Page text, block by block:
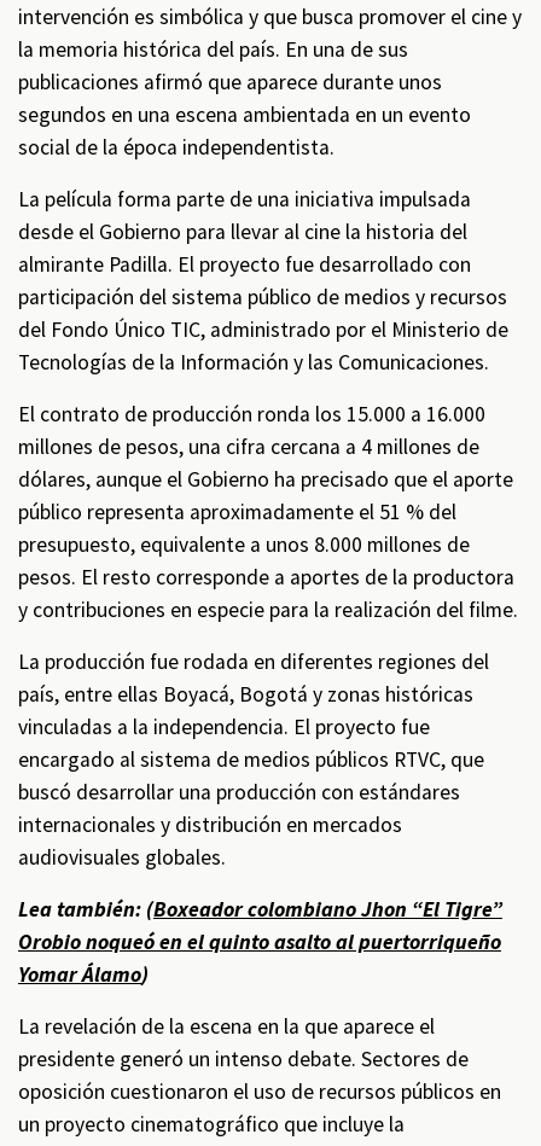
intervención es simbólica y que busca promover el cine y
la memoria histórica del país. En una de sus
publicaciones afirmó que aparece durante unos
segundos en una escena ambientada en un evento
social de la época independentista.
La película forma parte de una iniciativa impulsada
desde el Gobierno para llevar al cine la historia del
almirante Padilla. El proyecto fue desarrollado con
participación del sistema público de medios y recursos
del Fondo Único TIC, administrado por el Ministerio de
Tecnologías de la Información y las Comunicaciones.
El contrato de producción ronda los 15.000 a 16.000
millones de pesos, una cifra cercana a 4 millones de
dólares, aunque el Gobierno ha precisado que el aporte
público representa aproximadamente el 51 % del
presupuesto, equivalente a unos 8.000 millones de
pesos. El resto corresponde a aportes de la productora
y contribuciones en especie para la realización del filme.
La producción fue rodada en diferentes regiones del
país, entre ellas Boyacá, Bogotá y zonas históricas
vinculadas a la independencia. El proyecto fue
encargado al sistema de medios públicos RTVC, que
buscó desarrollar una producción con estándares
internacionales y distribución en mercados
audiovisuales globales.
Lea también: (Boxeador colombiano Jhon “El Tigre”
Orobio noqueó en el quinto asalto al puertorriqueño
Yomar Álamo)
La revelación de la escena en la que aparece el
presidente generó un intenso debate. Sectores de
oposición cuestionaron el uso de recursos públicos en
un proyecto cinematográfico que incluye la